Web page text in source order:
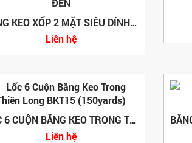
BĂNG KEO XỐP 2 MẶT SIÊU DÍNH ĐEN
Liên hệ
LỐC 6 CUỘN BĂNG KEO TRONG THIÊN LONG BKT15 (150YARDS)
Liên hệ